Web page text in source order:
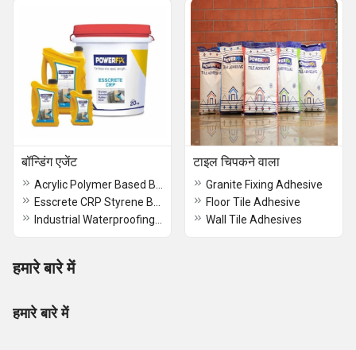
बॉन्डिंग एजेंट टाइल चिपकने वाला
Granite Fixing Adhesive
Floor Tile Adhesive
Wall Tile Adhesives
हमारे बारे में
हमारे बारे में